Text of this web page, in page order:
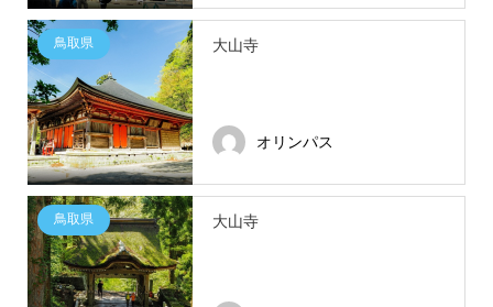
鳥取県 大山寺
オリンパス
鳥取県 大山寺